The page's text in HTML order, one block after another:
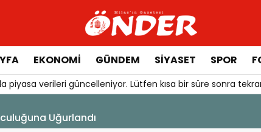
EKONOMİ GÜNDEM SİYASET SPOR
piyasa verileri güncelleniyor. Lütfen kısa bir süre sonra
Telaşı Başladı